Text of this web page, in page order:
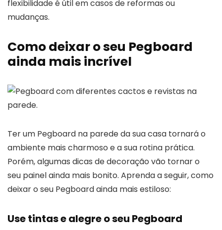
flexibilidade é útil em casos de reformas ou
mudanças.
Como deixar o seu Pegboard
ainda mais incrível
Ter um Pegboard na parede da sua casa tornará o
ambiente mais charmoso e a sua rotina prática.
Porém, algumas dicas de decoração vão tornar o
seu painel ainda mais bonito. Aprenda a seguir, como
deixar o seu Pegboard ainda mais estiloso:
Use tintas e alegre o seu Pegboard